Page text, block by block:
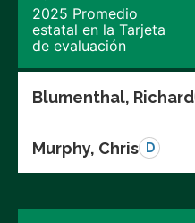
2025 Promedio
estatal en la Tarjeta
de evaluación
Blumenthal, Richard
Murphy, Chris D